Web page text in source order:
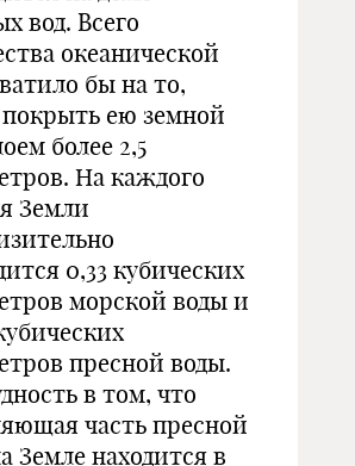
вод. Всего
океанической
бы на то,
ею земной
более 2,5
На каждого
Земли
0,33 кубических
морской воды и
пресной воды.
в том, что
часть пресной
Земле находится в